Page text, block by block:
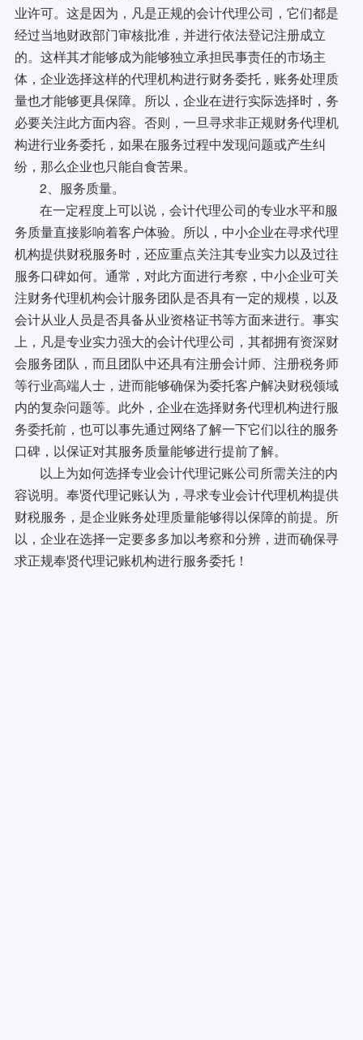
业许可。这是因为，凡是正规的会计代理公司，它们都是
经过当地财政部门审核批准，并进行依法登记注册成立
的。这样其才能够成为能够独立承担民事责任的市场主
体，企业选择这样的代理机构进行财务委托，账务处理质
量也才能够更具保障。所以，企业在进行实际选择时，务
必要关注此方面内容。否则，一旦寻求非正规财务代理机
构进行业务委托，如果在服务过程中发现问题或产生纠
纷，那么企业也只能自食苦果。
2、服务质量。
在一定程度上可以说，会计代理公司的专业水平和服
务质量直接影响着客户体验。所以，中小企业在寻求代理
机构提供财税服务时，还应重点关注其专业实力以及过往
服务口碑如何。通常，对此方面进行考察，中小企业可关
注财务代理机构会计服务团队是否具有一定的规模，以及
会计从业人员是否具备从业资格证书等方面来进行。事实
上，凡是专业实力强大的会计代理公司，其都拥有资深财
会服务团队，而且团队中还具有注册会计师、注册税务师
等行业高端人士，进而能够确保为委托客户解决财税领域
内的复杂问题等。此外，企业在选择财务代理机构进行服
务委托前，也可以事先通过网络了解一下它们以往的服务
口碑，以保证对其服务质量能够进行提前了解。
以上为如何选择专业会计代理记账公司所需关注的内
容说明。奉贤代理记账认为，寻求专业会计代理机构提供
财税服务，是企业账务处理质量能够得以保障的前提。所
以，企业在选择一定要多多加以考察和分辨，进而确保寻
求正规奉贤代理记账机构进行服务委托！